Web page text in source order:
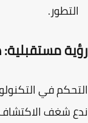
مستقبلية:
في
شغف الاكتشاف